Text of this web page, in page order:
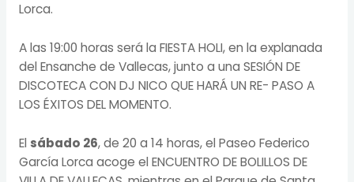
Lorca.
A las 19:00 horas será la FIESTA HOLI, en la explanada
del Ensanche de Vallecas, junto a una SESIÓN DE
DISCOTECA CON DJ NICO QUE HARÁ UN RE- PASO A
LOS ÉXITOS DEL MOMENTO.
El sábado 26, de 20 a 14 horas, el Paseo Federico
García Lorca acoge el ENCUENTRO DE BOLILLOS DE